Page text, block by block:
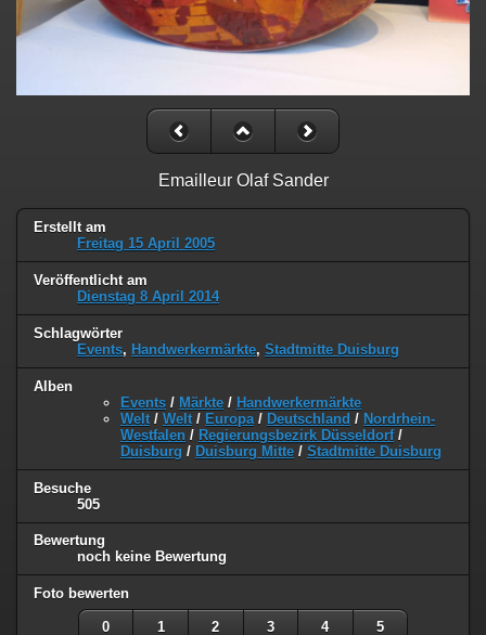
Emailleur Olaf Sander
Erstellt am
Freitag 15 April 2005
Veröffentlicht am
Dienstag 8 April 2014
Schlagwörter
Events, Handwerkermärkte, Stadtmitte Duisburg
Alben
Events / Märkte / Handwerkermärkte
Welt / Welt / Europa / Deutschland / Nordrhein-
Westfalen / Regierungsbezirk Düsseldorf/
Duisburg / Duisburg Mitte / Stadtmitte Duisburg
Besuche
505
Bewertung
noch keine Bewertung
Foto bewerten
0 1 2 3 4 5